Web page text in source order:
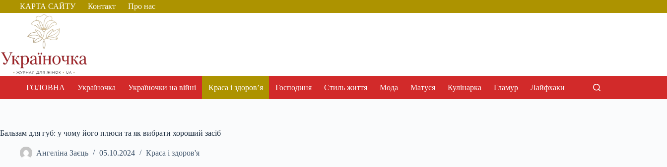
Перейти
до
КАРТА САЙТУ Контакт Про нас
ГОЛОВНА Україночка Україночки на війні Краса і здоров’я Господиня Стиль життя Мода Матуся Кулінарка Гламур Лайфхаки
Бальзам для губ: у чому його плюси та як вибрати хороший засіб
Ангеліна Заєць 05.10.2024 Краса і здоров'я